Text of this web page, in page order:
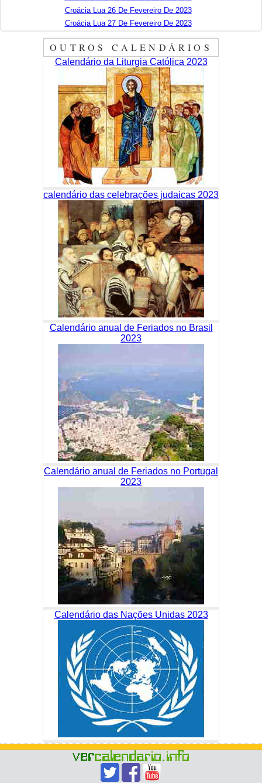
Croácia Lua 26 De Fevereiro De 2023
Croácia Lua 27 De Fevereiro De 2023
OUTROS CALENDÁRIOS
Calendário da Liturgia Católica 2023
calendário das celebrações judaicas 2023
Calendário anual de Feriados no Brasil
2023
Calendário anual de Feriados no Portugal
2023
Calendário das Nações Unidas 2023